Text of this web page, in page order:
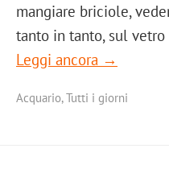
mangiare briciole,
tanto in tanto, sul
Leggi ancora →
Acquario,Tutti i giorni